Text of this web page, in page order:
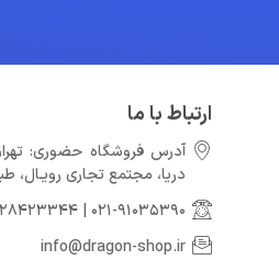
ارتباط با ما
آدرس فروشگاه حضوری:
دريا، مجتمع تجارى رويـال، طبقه اول، واحد
021-91035390
28423344
info@dragon-shop.ir